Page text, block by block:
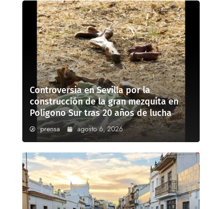
Controversia en Sevilla por la
construcción de la gran mezquita en
Polígono Sur tras 20 años de lucha
prensa agosto 6, 2026